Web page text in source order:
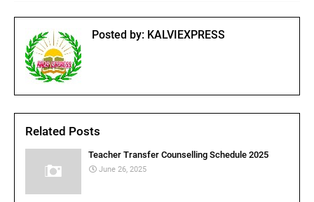
Posted by: KALVIEXPRESS
Related Posts
Teacher Transfer Counselling Schedule 2025
June 26, 2025